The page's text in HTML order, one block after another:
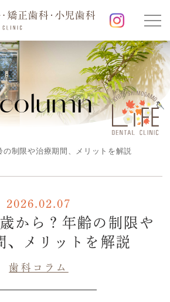
制限や治療期間、メリットを解説
2026.02.07
から？年齢の制限や
、メリットを解説
歯科コラム